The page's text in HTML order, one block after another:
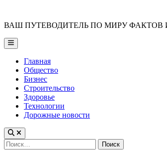
content
ВАШ ПУТЕВОДИТЕЛЬ ПО МИРУ ФАКТОВ
Main
Menu
Главная
Общество
Бизнес
Строительство
Здоровье
Технологии
Дорожные новости
Найти: